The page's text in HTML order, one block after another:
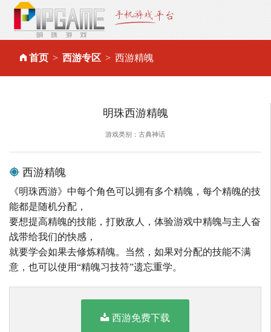
首页 西游专区 西游精魄
明珠西游精魄
游戏类别：古典神话
西游精魄
《明珠西游》中每个角色可以拥有多个精魄，每个精魄的技
能都是随机分配，
要想提高精魄的技能，打败敌人，体验游戏中精魄与主人奋
战带给我们的快感，
就要学会如果去修炼精魄。当然，如果对分配的技能不满
意，也可以使用“精魄习技符”遗忘重学。
西游免费下载